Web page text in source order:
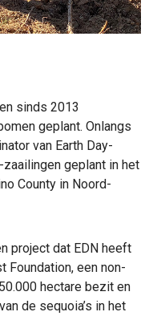
sinds 2013
geplant. Onlangs
van Earth Day-
geplant in het
County in Noord-
project dat EDN heeft
Foundation, een non-
hectare bezit en
de sequoia’s in het